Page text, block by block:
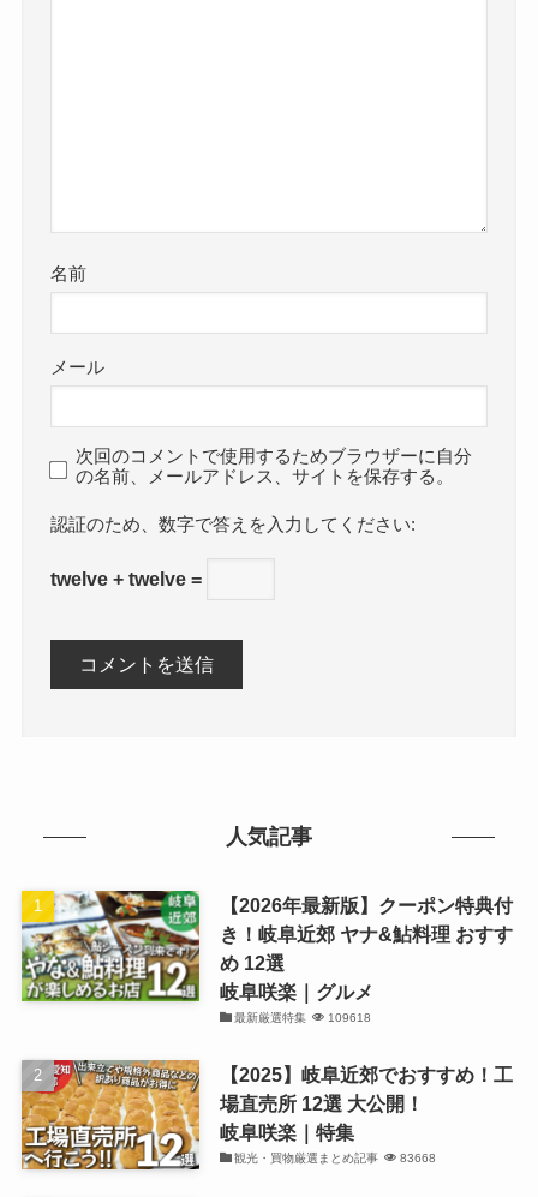
名前
メール
次回のコメントで使用するためブラウザーに自分
の名前、メールアドレス、サイトを保存する。
数字で答えを入力してください:
twelve + twelve =
人気記事
【2026年最新版】クーポン特典付
き！岐阜近郊 ヤナ&鮎料理 おすす
め 12選
岐阜咲楽｜グルメ
最新厳選特集 109618
【2025】岐阜近郊でおすすめ！工
場直売所 12選 大公開！
岐阜咲楽｜特集
観光・買物厳選まとめ記事 83668